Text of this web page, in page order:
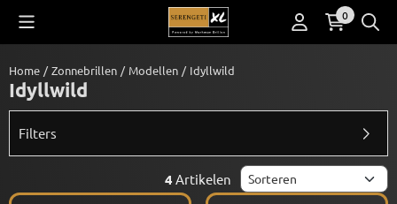
Cookievoorkeuren zijn beschikbaar. Kies instellingen of sta alle
0
Home / Zonnebrillen / Modellen / Idyllwild
Idyllwild
Filters
4 Artikelen Sorteermethode